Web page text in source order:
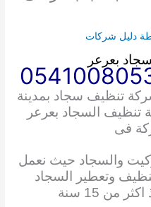
دليل شركات
بعرعر
تنظيف سجاد بمدينة
تنظيف
السجاد بعرعر
فى
والسجاد حيث نعمل
وتعطير السجاد
من 15 سنة